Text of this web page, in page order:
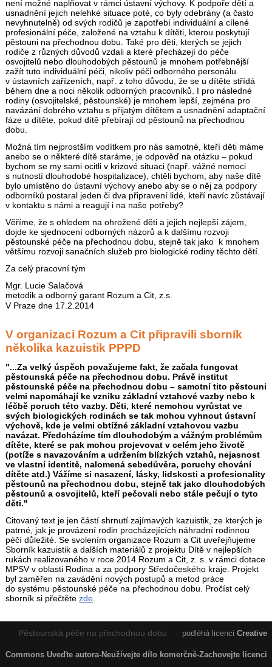
není možné naplňovat v rámci ústavní výchovy. K podpoře dětí a
usnadnění jejich nelehké situace poté, co byly odebrány (a často
nevyhnutelně) od svých rodičů je zapotřebí individuální a cílené
profesionální péče, založené na vztahu k dítěti, kterou poskytují
pěstouni na přechodnou dobu. Také pro děti, kterých se jejich
rodiče z různých důvodů vzdali a které přecházejí do péče
osvojitelů nebo dlouhodobých pěstounů je mnohem potřebnější
zažít tuto individuální péči, nikoliv péči odborného personálu
v ústavních zařízeních, např. z toho důvodu, že se u dítěte střídá
během dne a noci několik odborných pracovníků. I pro následné
rodiny (osvojitelské, pěstounské) je mnohem lepší, zejména pro
navázání dobrého vztahu s přijatým dítětem a usnadnění adaptační
fáze u dítěte, pokud dítě přebírají od pěstounů na přechodnou
dobu.
Možná tím nejprostším vodítkem pro nás samotné, kteří děti máme
anebo se o některé dítě staráme, je odpověď na otázku – pokud
bychom se my sami ocitli v krizové situaci (např. vážné nemoci
s nutností dlouhodobé hospitalizace), chtěli bychom, aby naše dítě
bylo umístěno do ústavní výchovy anebo aby se o něj za podpory
odborníků postaral jeden či dva připravení lidé, kteří navíc zůstávají
v kontaktu s námi a reagují i na naše potřeby?
Věříme, že s ohledem na ohrožené děti a jejich nejlepší zájem,
dojde ke sjednocení odborných názorů a k dalšímu rozvoji
pěstounské péče na přechodnou dobu, stejně tak jako k mnohem
většímu rozvoji sanačních služeb pro biologické rodiny těchto dětí.
Za celý pracovní tým
Mgr. Lucie Salačová
metodik a odborný garant Rozum a Cit, z.s.
V Praze dne 17.2.2014
V organizaci Rozum a Cit připravili sborník
několika kazuistik PPPD
"...Za velký úspěch považujeme fakt, že začala fungovat
pěstounská péče na přechodnou dobu. Právě institut
pěstounské péče na přechodnou dobu – samotní tito pěstouni
velmi napomáhají ke vzniku základní vztahové vazby nebo k
léčbě poruch této vazby. Děti, které nemohou vyrůstat ve
svých biologických rodinách se tak mohou vyhnout ústavní
výchově, kde je velmi obtížné základní vztahovou vazbu
navázat. Předcházíme tím dlouhodobým a vážným problémům
dítěte, které se pak mohou projevovat v celém jeho životě
(potíže s navazováním a udržením blízkých vztahů, nejasnost
ve vlastní identitě, nalomená sebedůvěra, poruchy chování
dítěte atd.) Vážíme si nasazení, lásky, lidskosti a profesionality
pěstounů na přechodnou dobu, stejně tak jako dlouhodobých
pěstounů a osvojitelů, kteří pečovali nebo stále pečují o tyto
děti."
Citovaný text je jen částí shrnutí zajímavých kazuistik, ze kterých je
patrné, jak je provázení rodin procházejících náhradní rodinnou
péčí důležité. Se svolením organizace Rozum a Cit uveřejňujeme
Sborník kazuistik a dalších materiálů z projektu Dítě v nejlepších
rukách realizovaného v roce 2014 Rozum a Cit, z. s. v rámci dotace
MPSV v oblasti Rodina a za podpory Středočeského kraje. Projekt
byl zaměřen na zavádění nových postupů a metod práce
do systému pěstounské péče na přechodnou dobu. Pročíst celý
sborník si přečtěte zde.
Pěstounská péče na přechodnou dobu podléhá licenci Creative
Commons Uveďte autora-Neužívejte dílo komerčně-Zachovejte licenci